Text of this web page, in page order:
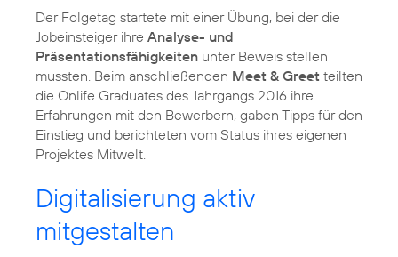
Der Folgetag startete mit einer Übung, bei der die
Jobeinsteiger ihre Analyse- und
Präsentationsfähigkeiten unter Beweis stellen
mussten. Beim anschließenden Meet & Greet teilten
die Onlife Graduates des Jahrgangs 2016 ihre
Erfahrungen mit den Bewerbern, gaben Tipps für den
Einstieg und berichteten vom Status ihres eigenen
Projektes Mitwelt.
Digitalisierung aktiv
mitgestalten